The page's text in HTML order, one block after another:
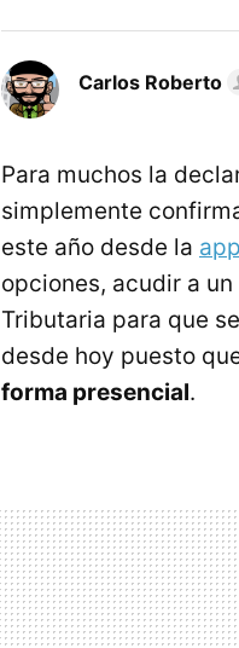
Carlos Roberto
Para muchos la
simplemente
este año desde la
opciones, acudir a
Tributaria para que
desde hoy puesto
forma presencial.